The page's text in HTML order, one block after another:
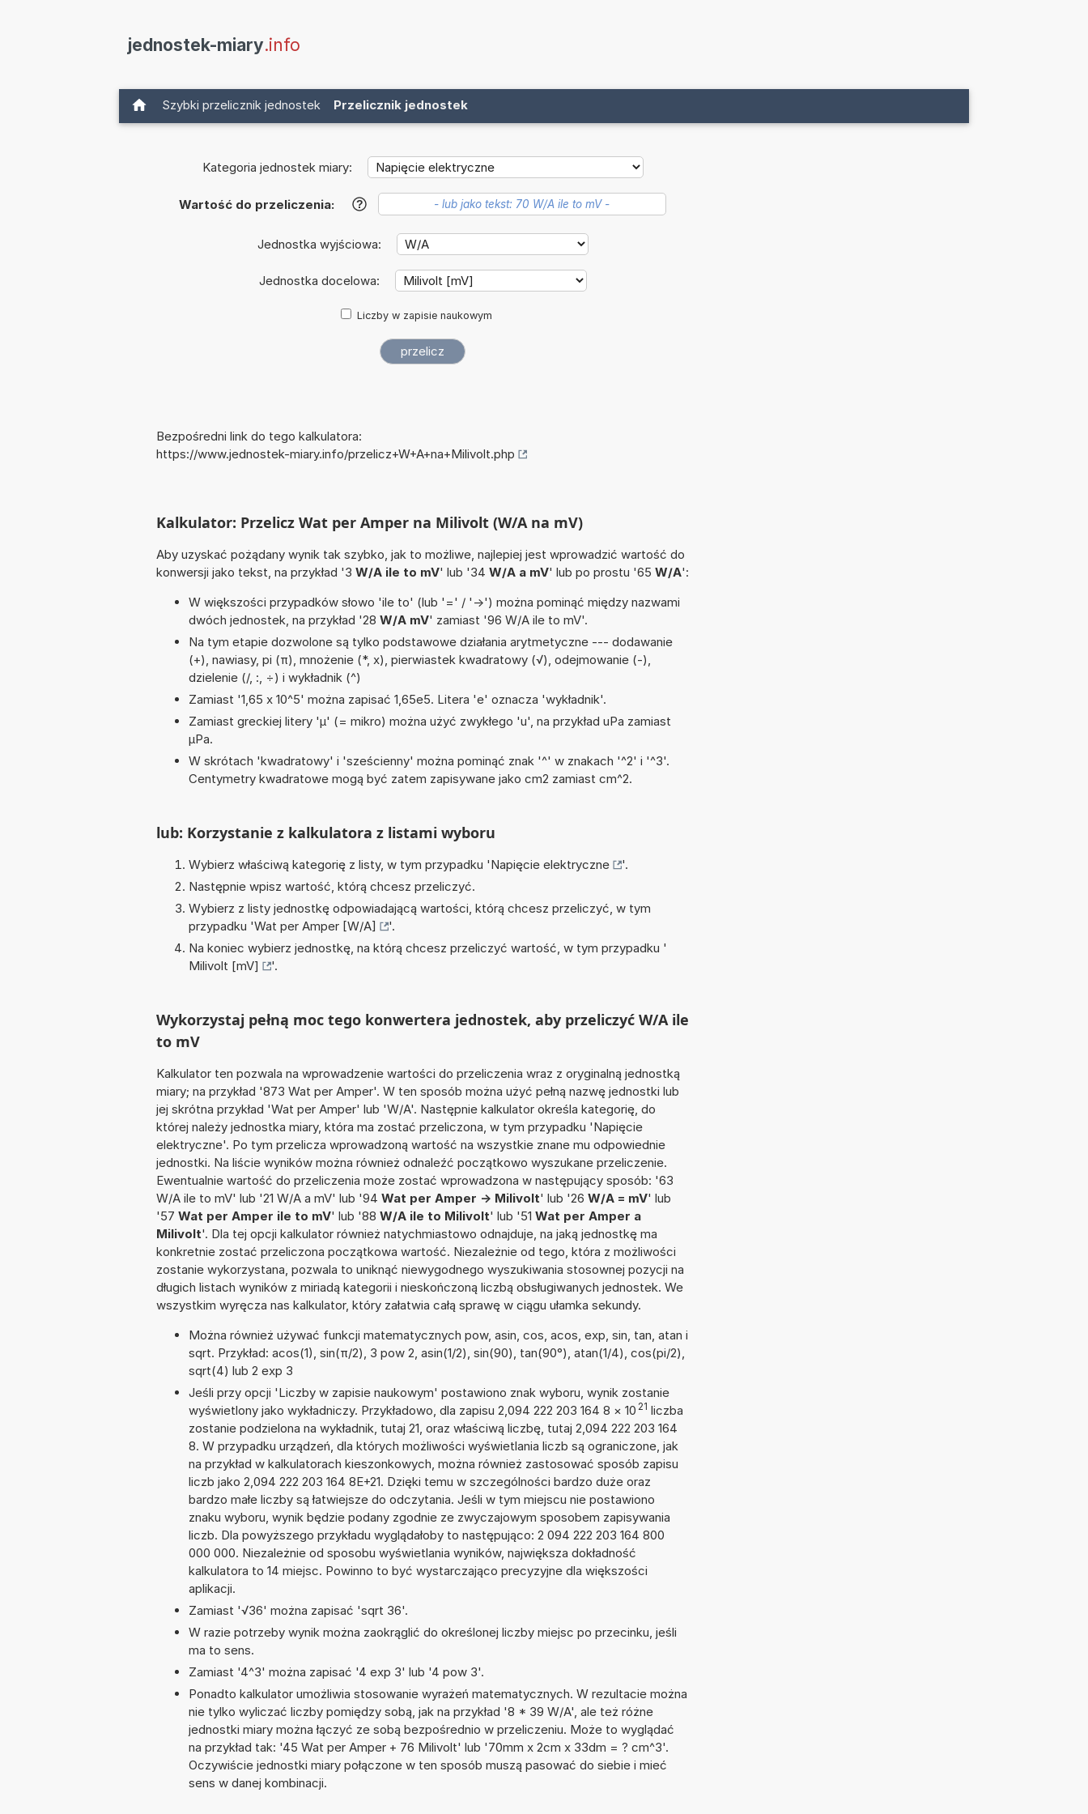
jednostek-miary.info
Szybki przelicznik jednostek Przelicznik jednostek
Kategoria jednostek miary:
Wartość do przeliczenia: ?
Jednostka wyjściowa:
Jednostka docelowa:
Liczby w zapisie naukowym
Bezpośredni link do tego kalkulatora:
https://www.jednostek-miary.info/przelicz+W+A+na+Milivolt.php
Kalkulator: Przelicz Wat per Amper na Milivolt (W/A na mV)
Aby uzyskać pożądany wynik tak szybko, jak to możliwe, najlepiej jest wprowadzić wartość do
konwersji jako tekst, na przykład '3 W/A ile to mV' lub '34 W/A a mV' lub po prostu '65 W/A':
W większości przypadków słowo 'ile to' (lub '=' / '->') można pominąć między nazwami
dwóch jednostek, na przykład '28 W/A mV' zamiast '96 W/A ile to mV'.
Na tym etapie dozwolone są tylko podstawowe działania arytmetyczne --- dodawanie
(+), nawiasy, pi (π), mnożenie (*, x), pierwiastek kwadratowy (√), odejmowanie (-),
dzielenie (/, :, ÷) i wykładnik (^)
Zamiast '1,65 x 10^5' można zapisać 1,65e5. Litera 'e' oznacza 'wykładnik'.
Zamiast greckiej litery 'µ' (= mikro) można użyć zwykłego 'u', na przykład uPa zamiast
µPa.
W skrótach 'kwadratowy' i 'sześcienny' można pominąć znak '^' w znakach '^2' i '^3'.
Centymetry kwadratowe mogą być zatem zapisywane jako cm2 zamiast cm^2.
lub: Korzystanie z kalkulatora z listami wyboru
Wybierz właściwą kategorię z listy, w tym przypadku 'Napięcie elektryczne
'.
Następnie wpisz wartość, którą chcesz przeliczyć.
Wybierz z listy jednostkę odpowiadającą wartości, którą chcesz przeliczyć, w tym
przypadku 'Wat per Amper [W/A]
'.
Na koniec wybierz jednostkę, na którą chcesz przeliczyć wartość, w tym przypadku '
Milivolt [mV]
'.
Wykorzystaj pełną moc tego konwertera jednostek, aby przeliczyć W/A ile
to mV
Kalkulator ten pozwala na wprowadzenie wartości do przeliczenia wraz z oryginalną jednostką
miary; na przykład '873 Wat per Amper'. W ten sposób można użyć pełną nazwę jednostki lub
jej skrótna przykład 'Wat per Amper' lub 'W/A'. Następnie kalkulator określa kategorię, do
której należy jednostka miary, która ma zostać przeliczona, w tym przypadku 'Napięcie
elektryczne'. Po tym przelicza wprowadzoną wartość na wszystkie znane mu odpowiednie
jednostki. Na liście wyników można również odnaleźć początkowo wyszukane przeliczenie.
Ewentualnie wartość do przeliczenia może zostać wprowadzona w następujący sposób: '63
W/A ile to mV' lub '21 W/A a mV' lub '94 Wat per Amper -> Milivolt' lub '26 W/A = mV' lub
'57 Wat per Amper ile to mV' lub '88 W/A ile to Milivolt' lub '51 Wat per Amper a
Milivolt'. Dla tej opcji kalkulator również natychmiastowo odnajduje, na jaką jednostkę ma
konkretnie zostać przeliczona początkowa wartość. Niezależnie od tego, która z możliwości
zostanie wykorzystana, pozwala to uniknąć niewygodnego wyszukiwania stosownej pozycji na
długich listach wyników z miriadą kategorii i nieskończoną liczbą obsługiwanych jednostek. We
wszystkim wyręcza nas kalkulator, który załatwia całą sprawę w ciągu ułamka sekundy.
Można również używać funkcji matematycznych pow, asin, cos, acos, exp, sin, tan, atan i
sqrt. Przykład: acos(1), sin(π/2), 3 pow 2, asin(1/2), sin(90), tan(90°), atan(1/4), cos(pi/2),
sqrt(4) lub 2 exp 3
Jeśli przy opcji 'Liczby w zapisie naukowym' postawiono znak wyboru, wynik zostanie
wyświetlony jako wykładniczy. Przykładowo, dla zapisu 2,094 222 203 164 8 × 10 21 liczba
zostanie podzielona na wykładnik, tutaj 21, oraz właściwą liczbę, tutaj 2,094 222 203 164
8. W przypadku urządzeń, dla których możliwości wyświetlania liczb są ograniczone, jak
na przykład w kalkulatorach kieszonkowych, można również zastosować sposób zapisu
liczb jako 2,094 222 203 164 8E+21. Dzięki temu w szczególności bardzo duże oraz
bardzo małe liczby są łatwiejsze do odczytania. Jeśli w tym miejscu nie postawiono
znaku wyboru, wynik będzie podany zgodnie ze zwyczajowym sposobem zapisywania
liczb. Dla powyższego przykładu wyglądałoby to następująco: 2 094 222 203 164 800
000 000. Niezależnie od sposobu wyświetlania wyników, największa dokładność
kalkulatora to 14 miejsc. Powinno to być wystarczająco precyzyjne dla większości
aplikacji.
Zamiast '√36' można zapisać 'sqrt 36'.
W razie potrzeby wynik można zaokrąglić do określonej liczby miejsc po przecinku, jeśli
ma to sens.
Zamiast '4^3' można zapisać '4 exp 3' lub '4 pow 3'.
Ponadto kalkulator umożliwia stosowanie wyrażeń matematycznych. W rezultacie można
nie tylko wyliczać liczby pomiędzy sobą, jak na przykład '8 * 39 W/A', ale też różne
jednostki miary można łączyć ze sobą bezpośrednio w przeliczeniu. Może to wyglądać
na przykład tak: '45 Wat per Amper + 76 Milivolt' lub '70mm x 2cm x 33dm = ? cm^3'.
Oczywiście jednostki miary połączone w ten sposób muszą pasować do siebie i mieć
sens w danej kombinacji.